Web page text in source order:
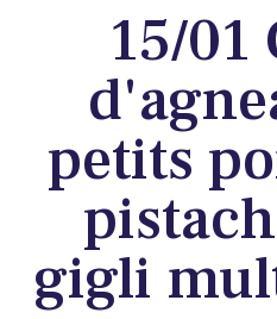
15/
petits
gigli